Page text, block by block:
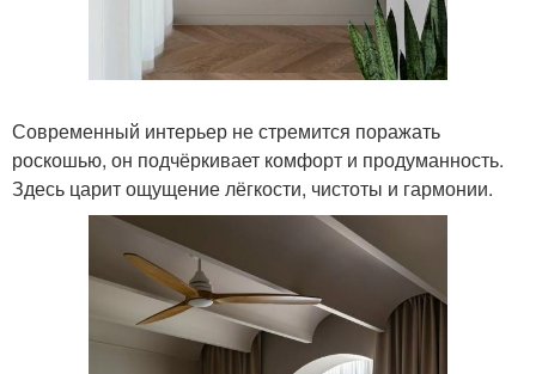
Современный интерьер не стремится поражать
роскошью, он подчёркивает комфорт и продуманность.
Здесь царит ощущение лёгкости, чистоты и гармонии.